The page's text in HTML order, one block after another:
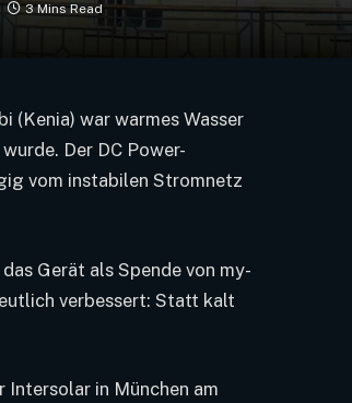
3 Mins Read
(Kenia) war warmes Wasser
Der DC Power-
vom instabilen Stromnetz
Gerät als Spende von my-
verbessert: Statt kalt
Intersolar in München am